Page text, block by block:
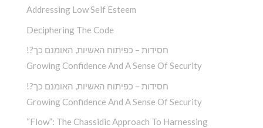
Addressing Low Self Esteem
Deciphering The Code
!?חסידות – כפיתוח האשיות, האומנם כך
Growing Confidence And A Sense Of Security
!?חסידות – כפיתוח האשיות, האומנם כך
Growing Confidence And A Sense Of Security
“Flow”: The Chassidic Approach To Harnessing